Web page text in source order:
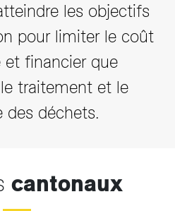
les objectifs
pour limiter le coût
et financier que
traitement et le
des déchets.
cantonaux